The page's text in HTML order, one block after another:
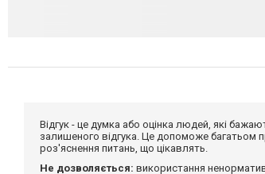
Відгук - це думка або оцінка людей, які
залишеного відгука. Це допоможе багатьом
роз'яснення питань, що цікавлять.
Не дозволяється: використання